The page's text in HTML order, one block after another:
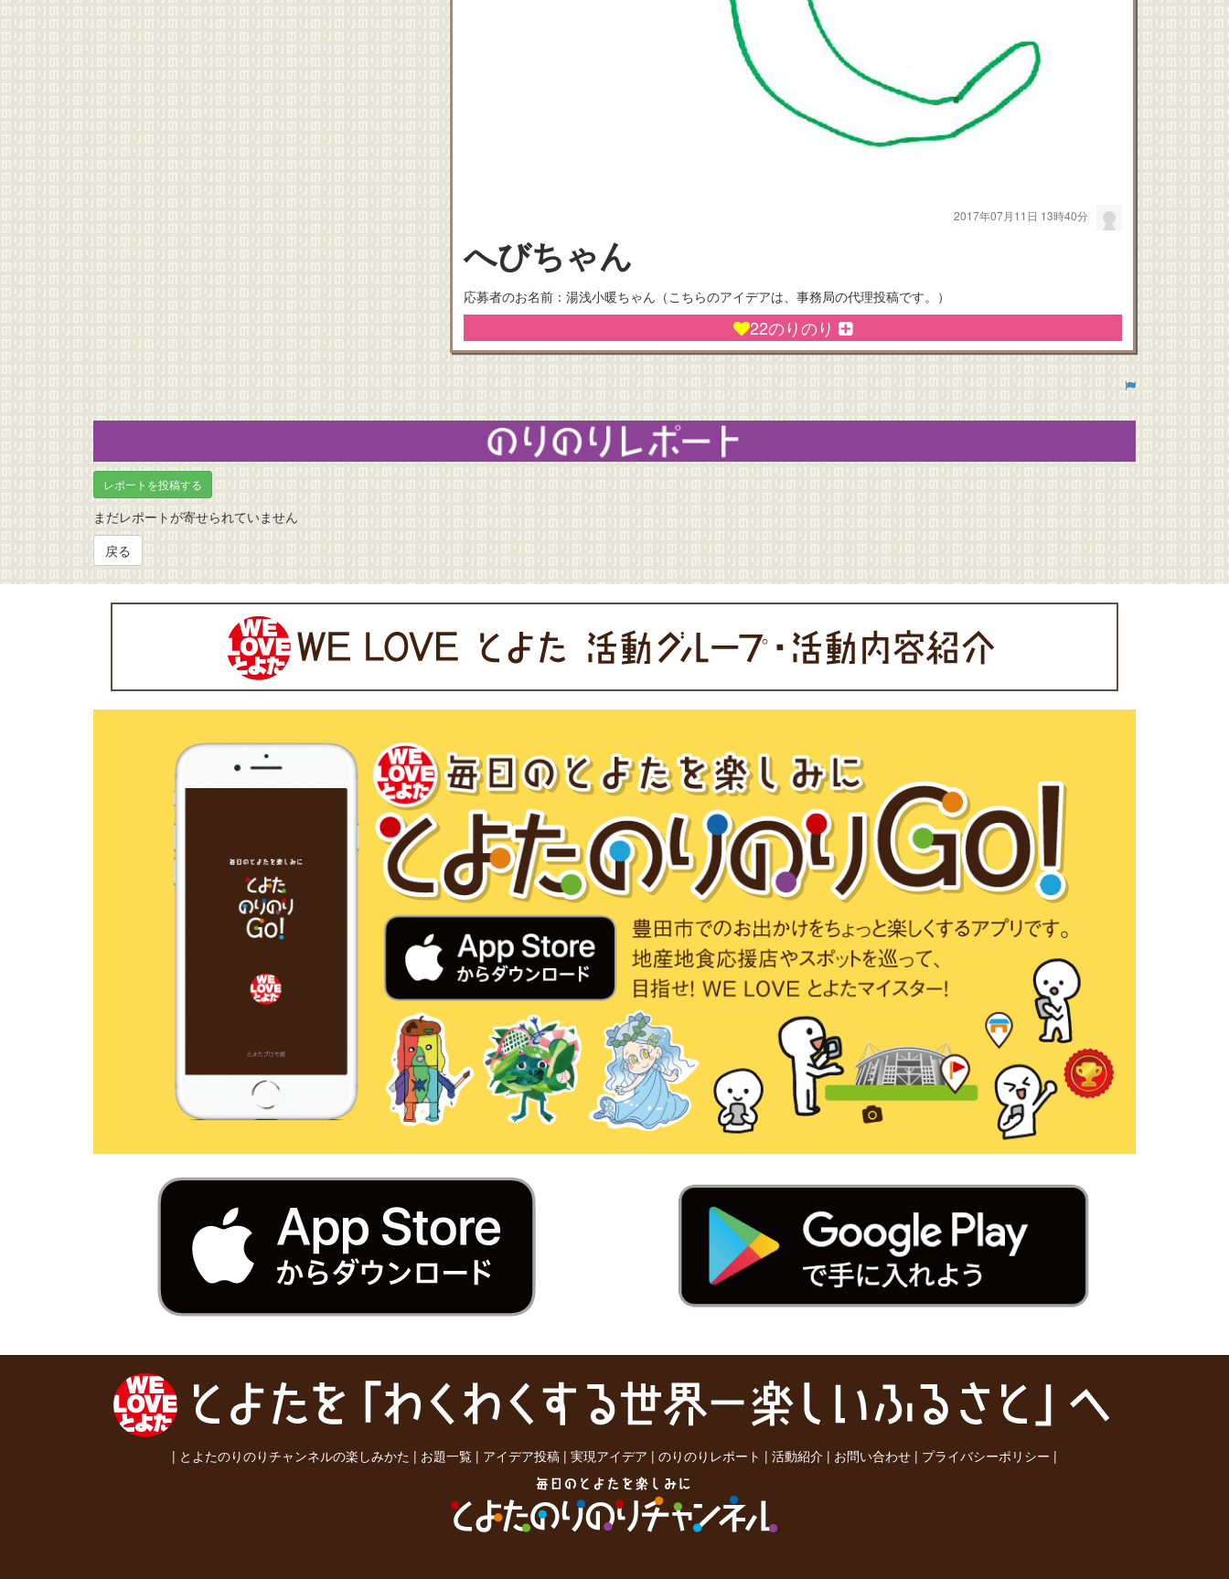
2017年07月11日 13時40分
へびちゃん
応募者のお名前：湯浅小暖ちゃん（こちらのアイデアは、事務局の代理投稿です。）
22のりのり
のりのりレポート
レポートを投稿する
まだレポートが寄せられていません
戻る
| とよたのりのりチャンネルの楽しみかた | お題一覧 | アイデア投稿 | 実現アイデア | のりのりレポート | 活動紹介 | お問い合わせ | プライバシーポリシー |